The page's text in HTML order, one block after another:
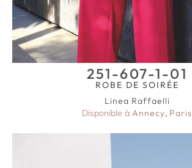
251-607-1-01
ROBE DE SOIRÉE
Linea Raffaelli
Disponible à Annecy, Paris